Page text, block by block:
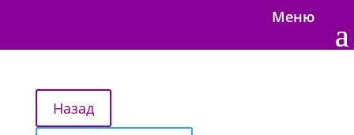
Меню